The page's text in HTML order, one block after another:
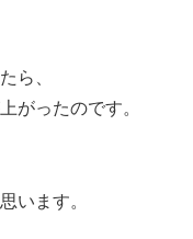
ら、
がったのです。
います。